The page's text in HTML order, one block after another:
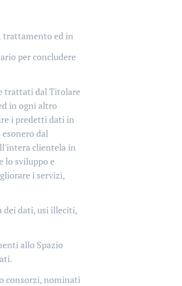
trattamento ed in
per concludere
trattati dal Titolare
in ogni altro
i predetti dati in
dal
clientela in
lo sviluppo e
i servizi,
dei dati, usi illeciti,
allo Spazio
consorzi, nominati